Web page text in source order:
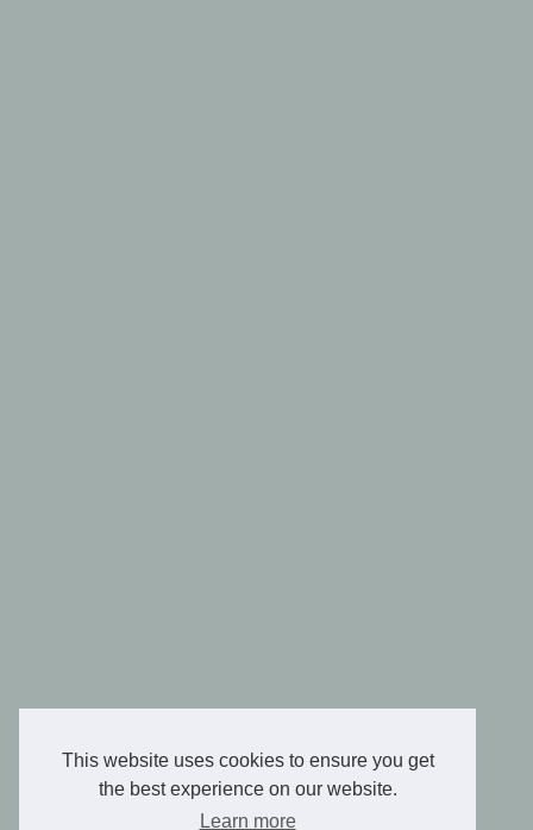
This website uses cookies to ensure you get
the best experience on our website.
Learn more